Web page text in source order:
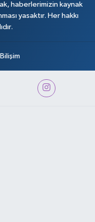
haberlerimizin kaynak
yasaktır. Her hakkı